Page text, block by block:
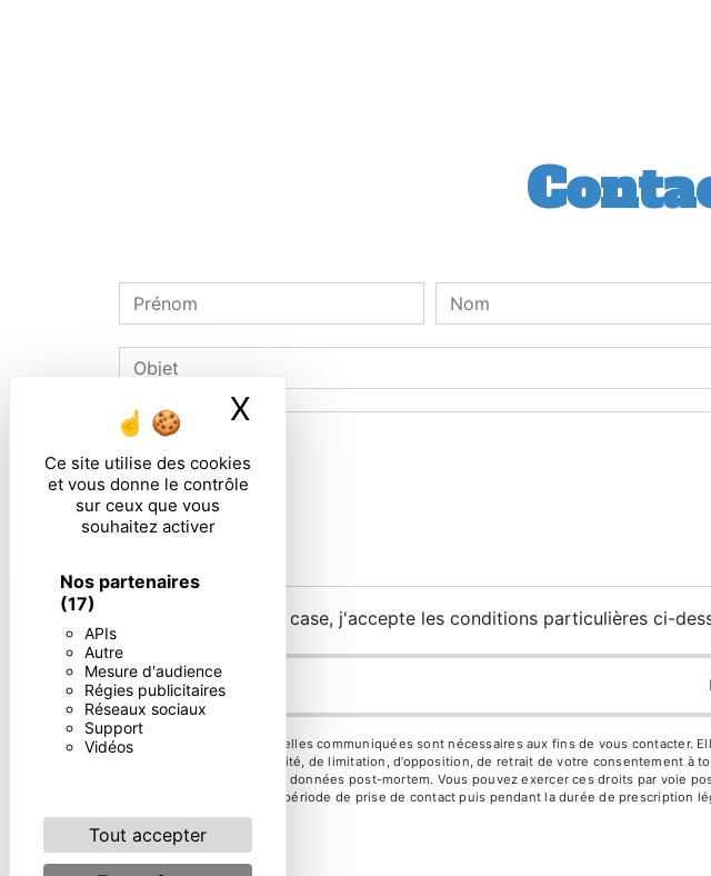
Ce site utilise des cookies
et vous donne le contrôle
sur ceux que vous
souhaitez activer
Nos partenaires
(17)
APIs
Autre
Mesure d'audience
Régies publicitaires
Réseaux sociaux
Support
Vidéos
Tout accepter
X Masquer le bandeau des
En cochant cette case, j'accepte les conditions particulières ci-
** Les données personnelles communiquées sont nécessaires aux fins de vous contacter.
d’effacement, de portabilité, de limitation, d’opposition, de retrait de votre consentement
d’organiser le sort de vos données post-mortem. Vous pouvez exercer ces droits par
vos données pendant la période de prise de contact puis pendant la durée de prescription